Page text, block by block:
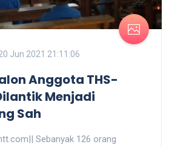
Jun 2021 21:11:06
Anggota THS-
Menjadi
Sah
Sebanyak 126 orang